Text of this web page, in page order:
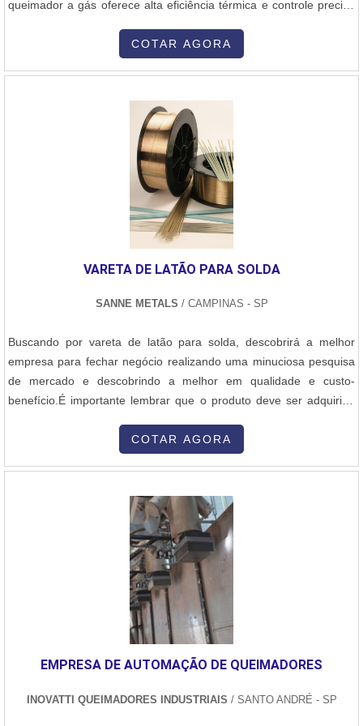
queimador a gás oferece alta eficiência térmica e controle preciso
Nofor, empresa nacional desde 1965, é líder na fabricação e
fornecimento de queimadores a óleo, gás e dual, além de uma
industrial. Com atuação em todo o Brasil e exportação para
diversos países, a Nofor se destaca pelo compromisso com a
qualidade e o excelente atendimento, estando sempre à disposição
para atender todas as solicitações de seus clientes.
COTAR AGORA
VARETA DE LATÃO PARA SOLDA
SANNE METALS / CAMPINAS - SP
Buscando por vareta de latão para solda, descobrirá a melhor
empresa para fechar negócio realizando uma minuciosa pesquisa
de mercado e descobrindo a melhor em qualidade e custo-
benefício.É importante lembrar que o produto deve ser adquirido
garantir a qualidade e durabilidade dos materiais, além de evitar
SOBRE A VARETA DE LATÃO PARA SOLDAQuem pesquisa na
internet por vareta de latão para solda em uma empresa
comprometida com os serviços, acha o site da Sanne Metals.
Atuando com maçaricos e fluxos para solda, a companhia foca em
tecnologia e desenvolvimento no que gera resultado ao
cliente.Ainda tratando da vareta de latão para solda, na essência
da empresa, a mesma deve prezar pelos produtos e serviços com
ótima qualidade e assertividade, detalhes primordiais que são
fidelização do cliente.Existem muitas formas diferentes de
demonstrar conhecimento e autoridade em uma área de atuação.
COTAR AGORA
EMPRESA DE AUTOMAÇÃO DE QUEIMADORES
INOVATTI QUEIMADORES INDUSTRIAIS / SANTO ANDRÉ - SP